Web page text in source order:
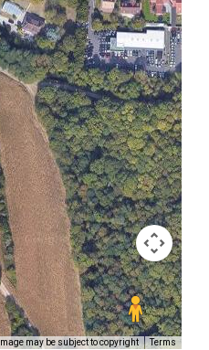
Image may be subject to copyright Terms